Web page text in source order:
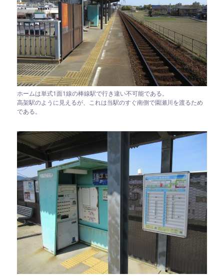
ホームは単式1面1線の棒線駅で行き違い不可能である。
高架駅のように見えるが、これは当駅のすぐ南側で園瀬川を渡るため
である。